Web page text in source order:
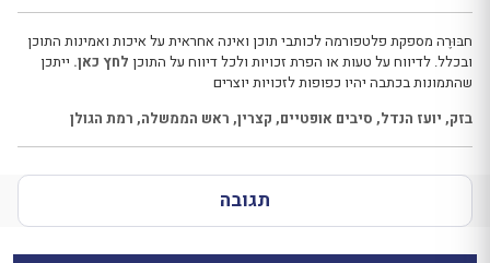
חבּוּרֶה מספקת פלטפורמה לכותבי תוכן ואינה אחראית על איכות ואמינות התוכן
ובכלל. לדיווח על טעות או הפרת זכויות ולכל דיווח על התוכן לחץ כאן. ייתכן
שהתמונות בכתבה יהיו כפופות לזכויות יוצרים
בזק, יועז הנדל, סיבים אופטיים, קצרין, ראש הממשלה, רמת הגולן
תגובה